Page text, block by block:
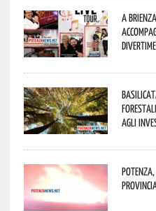
A
forestali
agli